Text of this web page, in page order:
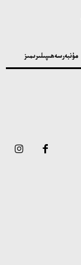
مۇنبەرسەھىپىلىرىمىز